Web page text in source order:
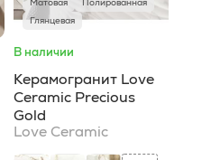
Глянцевая
В наличии
Керамогранит Love
Ceramic Precious
Gold
Love Ceramic